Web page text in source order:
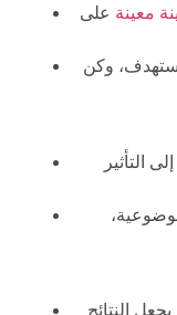
معينة على
وكن
التأثير